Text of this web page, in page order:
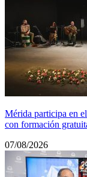
Mérida participa en
con formación
07/08/2026